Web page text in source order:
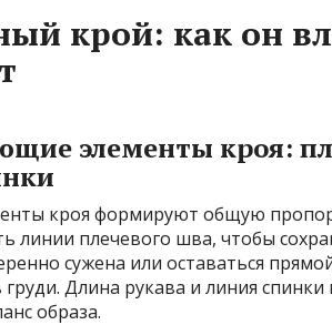
крой: как он
элементы кроя:
кроя формируют общую
линии плечевого шва, чтобы
сужена или оставаться
груди. Длина рукава и линия
образа.